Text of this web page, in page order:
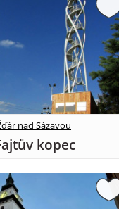
nad Sázavou
kopec